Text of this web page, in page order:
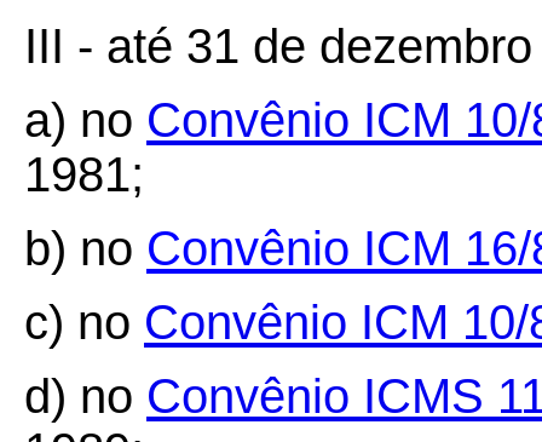
III - até 31 de
a) no Convênio ICM 10/
1981;
b) no Convênio ICM 16/
c) no Convênio ICM 10/
d) no Convênio ICMS